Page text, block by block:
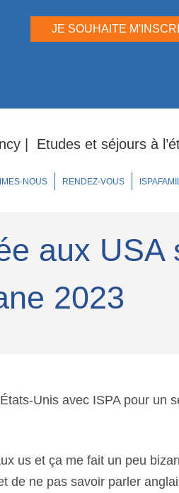
JE SOUHAITE
| Etudes et séjours à
NOUS RENDEZ-VOUS
aux USA
2023
Unis avec ISPA pour un
us et ça me fait un peu
de ne pas savoir parler